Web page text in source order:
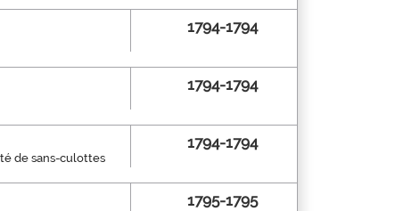
1794-1794
1794-1794
de sans-culottes
1794-1794
1795-1795